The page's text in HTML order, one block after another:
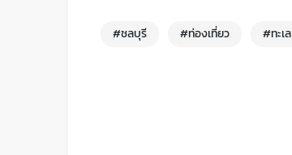
#ชลบุรี #ท่องเที่ยว #ทะเล